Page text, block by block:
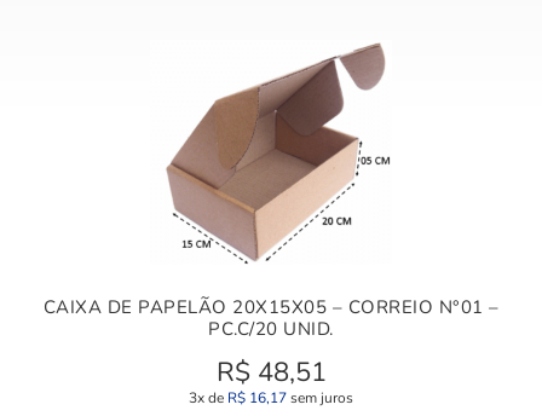
CAIXA DE PAPELÃO 20X15X05 – CORREIO N°01 –
PC.C/20 UNID.
R$ 48,51
3x de R$ 16,17sem juros